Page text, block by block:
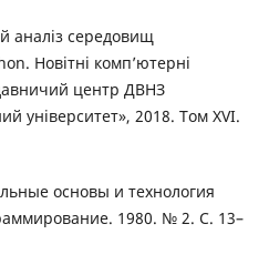
аналіз середовищ
Новітні комп’ютерні
центр ДВНЗ
університет», 2018. Том XVI.
основы и технология
1980. № 2. С. 13–